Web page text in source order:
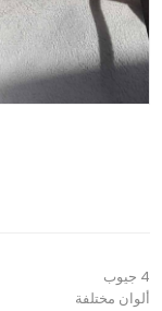
4 جيوب
ألوان مختلفة